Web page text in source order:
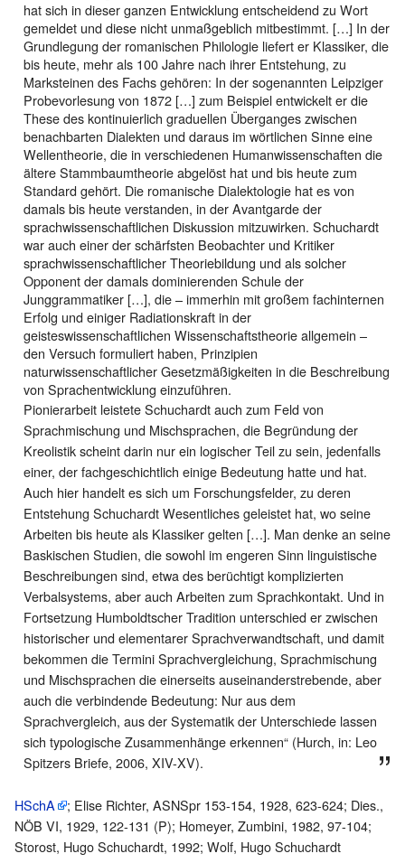
hat sich in dieser ganzen Entwicklung entscheidend zu Wort
gemeldet und diese nicht unmaßgeblich mitbestimmt. […] In der
Grundlegung der romanischen Philologie liefert er Klassiker, die
bis heute, mehr als 100 Jahre nach ihrer Entstehung, zu
Marksteinen des Fachs gehören: In der sogenannten Leipziger
Probevorlesung von 1872 […] zum Beispiel entwickelt er die
These des kontinuierlich graduellen Überganges zwischen
benachbarten Dialekten und daraus im wörtlichen Sinne eine
Wellentheorie, die in verschiedenen Humanwissenschaften die
ältere Stammbaumtheorie abgelöst hat und bis heute zum
Standard gehört. Die romanische Dialektologie hat es von
damals bis heute verstanden, in der Avantgarde der
sprachwissenschaftlichen Diskussion mitzuwirken. Schuchardt
war auch einer der schärfsten Beobachter und Kritiker
sprachwissenschaftlicher Theoriebildung und als solcher
Opponent der damals dominierenden Schule der
Junggrammatiker […], die – immerhin mit großem fachinternen
Erfolg und einiger Radiationskraft in der
geisteswissenschaftlichen Wissenschaftstheorie allgemein –
den Versuch formuliert haben, Prinzipien
naturwissenschaftlicher Gesetzmäßigkeiten in die Beschreibung
von Sprachentwicklung einzuführen.
Pionierarbeit leistete Schuchardt auch zum Feld von
Sprachmischung und Mischsprachen, die Begründung der
Kreolistik scheint darin nur ein logischer Teil zu sein, jedenfalls
einer, der fachgeschichtlich einige Bedeutung hatte und hat.
Auch hier handelt es sich um Forschungsfelder, zu deren
Entstehung Schuchardt Wesentliches geleistet hat, wo seine
Arbeiten bis heute als Klassiker gelten […]. Man denke an seine
Baskischen Studien, die sowohl im engeren Sinn linguistische
Beschreibungen sind, etwa des berüchtigt komplizierten
Verbalsystems, aber auch Arbeiten zum Sprachkontakt. Und in
Fortsetzung Humboldtscher Tradition unterschied er zwischen
historischer und elementarer Sprachverwandtschaft, und damit
bekommen die Termini Sprachvergleichung, Sprachmischung
und Mischsprachen die einerseits auseinanderstrebende, aber
auch die verbindende Bedeutung: Nur aus dem
Sprachvergleich, aus der Systematik der Unterschiede lassen
sich typologische Zusammenhänge erkennen“ (Hurch, in: Leo
Spitzers Briefe, 2006, XIV-XV).
HSchA
; Elise Richter, ASNSpr 153-154, 1928, 623-624; Dies.,
NÖB VI, 1929, 122-131 (P); Homeyer, Zumbini, 1982, 97-104;
Storost, Hugo Schuchardt, 1992; Wolf, Hugo Schuchardt